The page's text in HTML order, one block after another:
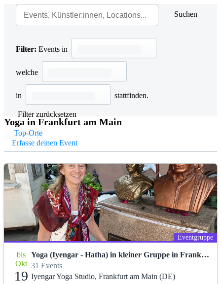
Suchen
Filter: Events in
welche
in stattfinden.
Filter zurücksetzen
Yoga in Frankfurt am Main
Top-Orte
Erfasse deinen Event
Eventgruppe
bis
Okt
19
Yoga (Iyengar - Hatha) in kleiner Gruppe in Frankfurt
31 Events
Iyengar Yoga Studio, Frankfurt am Main (DE)